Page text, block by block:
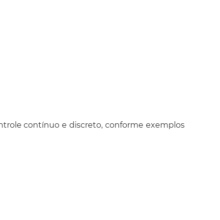
contínuo e discreto, conforme exemplos